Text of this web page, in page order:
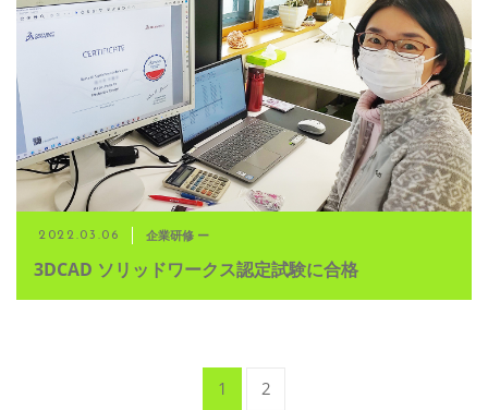
2022.03.06 企業研修 ー
3DCAD ソリッドワークス認定試験に合格
1 2